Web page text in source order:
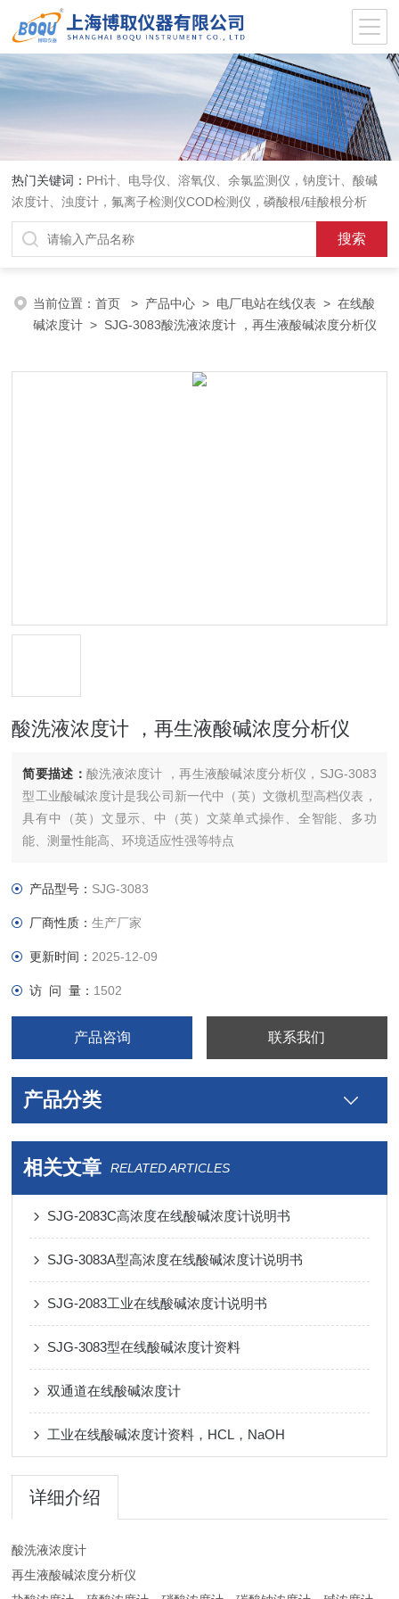
热门关键词： PH计、电导仪、溶氧仪、余氯监测仪，钠度计、酸碱
浓度计、浊度计，氟离子检测仪COD检测仪，磷酸根/硅酸根分析
仪，PH电极、溶氧电极、电导电极
当前位置：首页 > 产品中心 > 电厂电站在线仪表 >在线酸
碱浓度计 > SJG-3083酸洗液浓度计 ，再生液酸碱浓度分析仪
酸洗液浓度计 ，再生液酸碱浓度分析仪
简要描述： 酸洗液浓度计 ，再生液酸碱浓度分析仪，SJG-3083
型工业酸碱浓度计是我公司新一代中（英）文微机型高档仪表，
具有中（英）文显示、中（英）文菜单式操作、全智能、多功
能、测量性能高、环境适应性强等特点
产品型号： SJG-3083
厂商性质：生产厂家
更新时间： 2025-12-09
访 问 量： 1502
产品咨询 联系我们
产品分类
相关文章 RELATED ARTICLES
SJG-2083C高浓度在线酸碱浓度计说明书
SJG-3083A型高浓度在线酸碱浓度计说明书
SJG-2083工业在线酸碱浓度计说明书
SJG-3083型在线酸碱浓度计资料
双通道在线酸碱浓度计
工业在线酸碱浓度计资料，HCL，NaOH
详细介绍
酸洗液浓度计
再生液酸碱浓度分析仪